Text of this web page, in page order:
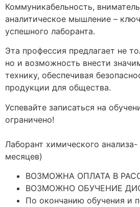
Коммуникабельность,
аналитическое мышление –
успешного лаборанта.
Эта профессия предлагает не
но и возможность внести
технику, обеспечивая
продукции для общества.
Успевайте записаться на
ограничено!
Лаборант химического
месяцев)
ВОЗМОЖНА ОПЛАТА В
ВОЗМОЖНО ОБУЧЕНИЕ
По окончанию обучения и